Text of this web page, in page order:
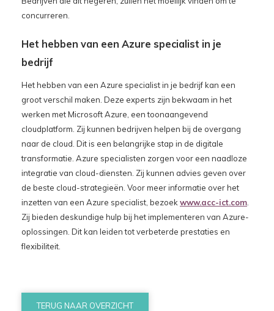
concurreren.
Het hebben van een Azure specialist in je
bedrijf
Het hebben van een Azure specialist in je bedrijf kan een
groot verschil maken. Deze experts zijn bekwaam in het
werken met Microsoft Azure, een toonaangevend
cloudplatform. Zij kunnen bedrijven helpen bij de overgang
naar de cloud. Dit is een belangrijke stap in de digitale
transformatie. Azure specialisten zorgen voor een naadloze
integratie van cloud-diensten. Zij kunnen advies geven over
de beste cloud-strategieën. Voor meer informatie over het
inzetten van een Azure specialist, bezoek www.acc-ict.com
Zij bieden deskundige hulp bij het implementeren van Azure-
oplossingen. Dit kan leiden tot verbeterde prestaties en
flexibiliteit.
TERUG NAAR OVERZICHT